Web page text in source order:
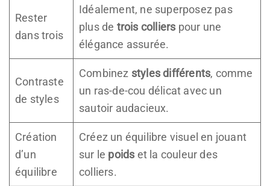
Rester
dans trois
Idéalement, ne superposez pas
plus de trois colliers pour une
élégance assurée.
Contraste
de styles
Combinez styles différents, comme
un ras-de-cou délicat avec un
sautoir audacieux.
Création
d’un
équilibre
Créez un équilibre visuel en jouant
sur le poids et la couleur des
colliers.